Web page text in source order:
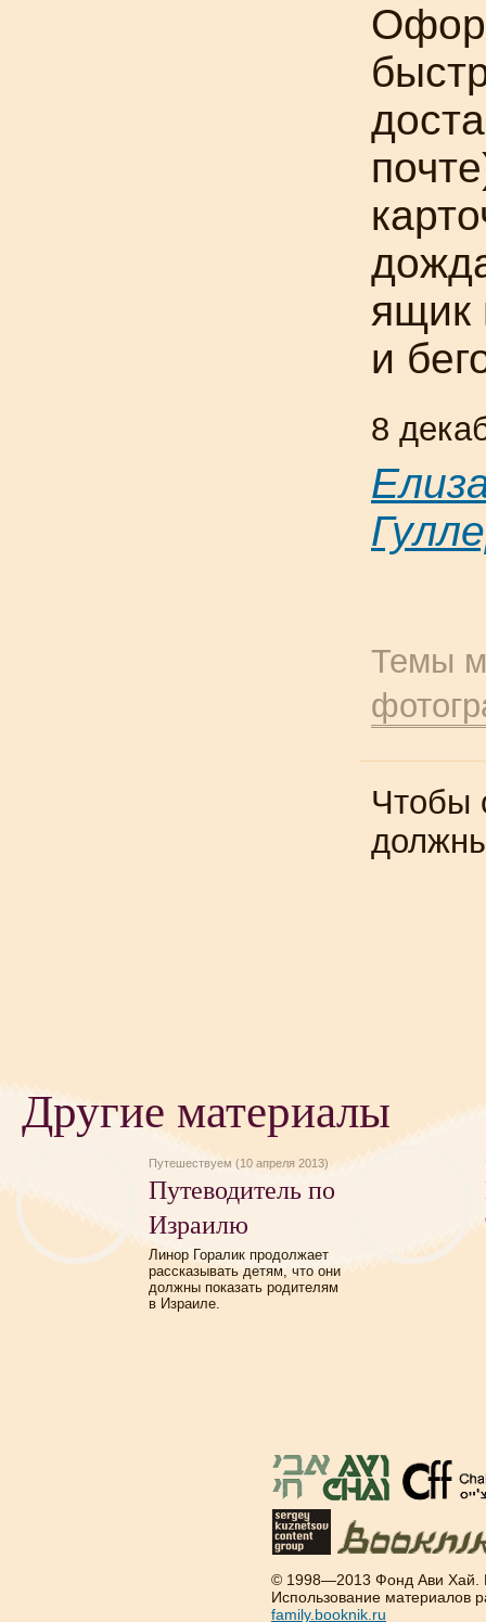
ящик
и
8
Темы
Чтобы
Другие материалы
Путешествуем (10 апреля 2013)
Путеводитель по
Израилю
Линор Горалик продолжает
рассказывать детям, что они
должны показать родителям
в Израиле.
© 1998—2013 Фонд Ави Хай.
Использование материалов
family.booknik.ru